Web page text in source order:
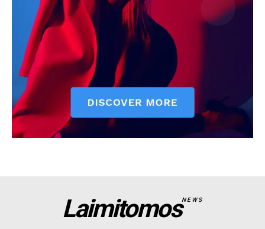
LaimitomosNEWS